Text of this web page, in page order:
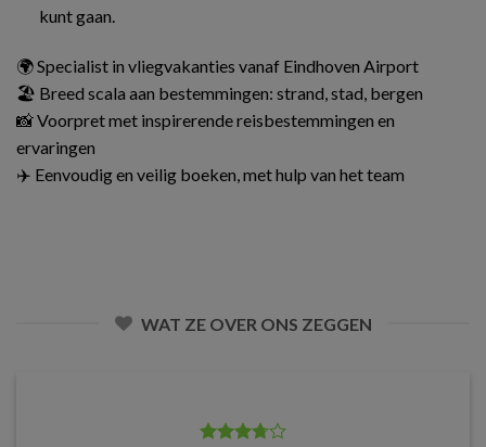
kunt gaan.
🌍 Specialist in vliegvakanties vanaf Eindhoven Airport
🏖️ Breed scala aan bestemmingen: strand, stad, bergen
📸 Voorpret met inspirerende reisbestemmingen en
ervaringen
✈️ Eenvoudig en veilig boeken, met hulp van het team
WAT ZE OVER ONS ZEGGEN